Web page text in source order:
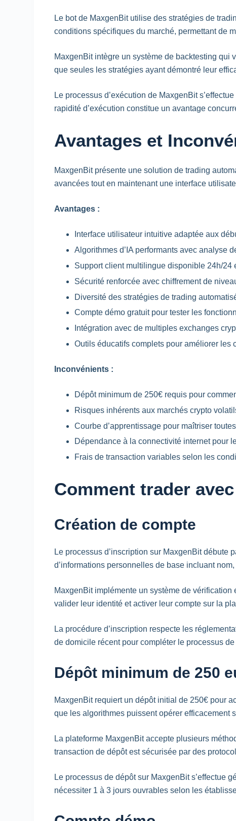
Le bot de MaxgenBit utilise des stratégies de
conditions spécifiques du marché, permettant de
MaxgenBit intègre un système de backtesting
que seules les stratégies ayant démontré leur
Le processus d’exécution de MaxgenBit
rapidité d’exécution constitue un avantage
Avantages et
MaxgenBit présente une solution de trading
avancées tout en maintenant une interface
Avantages :
Interface utilisateur intuitive adaptée aux
Algorithmes d’IA performants avec analyse
Support client multilingue disponible 24h/24
Sécurité renforcée avec chiffrement de
Diversité des stratégies de trading
Compte démo gratuit pour tester les
Intégration avec de multiples exchanges
Outils éducatifs complets pour améliorer les
Inconvénients :
Dépôt minimum de 250€ requis pour
Risques inhérents aux marchés crypto
Courbe d’apprentissage pour maîtriser
Dépendance à la connectivité internet pour
Frais de transaction variables selon les
Comment trader
Création de compte
Le processus d’inscription sur MaxgenBit débute
d’informations personnelles de base incluant
MaxgenBit implémente un système de
valider leur identité et activer leur compte sur la
La procédure d’inscription respecte les
de domicile récent pour compléter le processus
Dépôt minimum de 250
MaxgenBit requiert un dépôt initial de 250€ pour
que les algorithmes puissent opérer efficacement
La plateforme MaxgenBit accepte plusieurs
transaction de dépôt est sécurisée par des
Le processus de dépôt sur MaxgenBit s’effectue
nécessiter 1 à 3 jours ouvrables selon les